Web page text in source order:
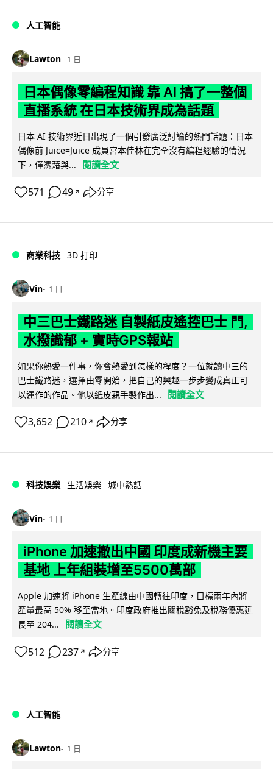
人工智能
Lawton 1 日
日本偶像零編程知識 靠 AI 搞了一整個
直播系統 在日本技術界成為話題
日本 AI 技術界近日出現了一個引發廣泛討論的熱門話題：日本
偶像前 Juice=Juice 成員宮本佳林在完全沒有編程經驗的情況
下，僅憑藉與...
閱讀全文
571 49 ↗ 分享
商業科技 3D 打印
Vin 1 日
中三巴士鐵路迷 自製紙皮遙控巴士 門,
水撥識郁 + 實時GPS報站
如果你熱愛一件事，你會熱愛到怎樣的程度？一位就讀中三的
巴士鐵路迷，選擇由零開始，把自己的興趣一步步變成真正可
以運作的作品。他以紙皮親手製作出...
閱讀全文
3,652 210 ↗ 分享
科技娛樂 生活娛樂 城中熱話
Vin 1 日
iPhone 加速撤出中國 印度成新機主要
基地 上年組裝增至5500萬部
Apple 加速將 iPhone 生產線由中國轉往印度，目標兩年內將
產量最高 50% 移至當地。印度政府推出關稅豁免及稅務優惠延
長至 204...
閱讀全文
512 237 ↗ 分享
人工智能
Lawton 1 日